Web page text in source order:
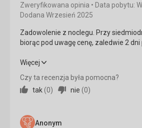
Usługi
Jedzenie jest doskonałe
Usługi
Bardzo pomocna obsługa
pomocą Google Translate
Zweryfikowana opinia
Data pobytu:
Dodana Wrzesień 2025
Zadowolenie z noclegu. Przy
biorąc pod uwagę cenę, zaledwie 2
Zadowolenie z noclegu. Przy
to za mało!!!
Zakwaterowanie
Więcej
Czy ta recenzja była pomocna?
tak(0) nie (0)
Anonym